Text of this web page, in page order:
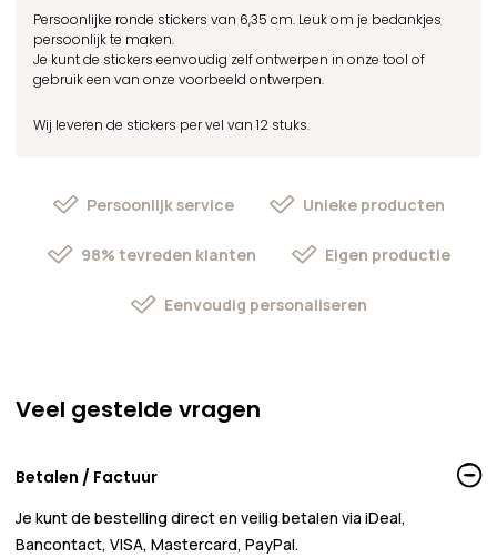
Persoonlijke ronde stickers van 6,35 cm. Leuk om je bedankjes
persoonlijk te maken.
Je kunt de stickers eenvoudig zelf ontwerpen in onze tool of
gebruik een van onze voorbeeld ontwerpen.
Wij leveren de stickers per vel van 12 stuks.
Persoonlijk service Unieke producten
98% tevreden klanten Eigen productie
Eenvoudig personaliseren
Veel gestelde vragen
Betalen / Factuur
Je kunt de bestelling direct en veilig betalen via iDeal,
Bancontact, VISA, Mastercard, PayPal.